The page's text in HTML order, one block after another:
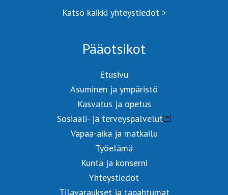
Katso kaikki yhteystiedot >
Pääotsikot
Etusivu
Asuminen ja ympäristö
Kasvatus ja opetus
Sosiaali- ja terveyspalvelut
Vapaa-aika ja matkailu
Työelämä
Kunta ja konserni
Yhteystiedot
Tilavaraukset ja tapahtumat